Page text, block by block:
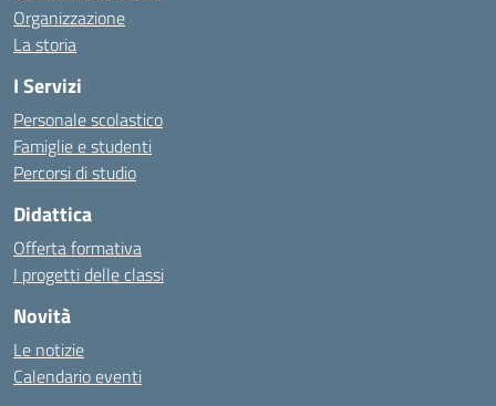
Organizzazione
La storia
I Servizi
Personale scolastico
Famiglie e studenti
Percorsi di studio
Didattica
Offerta formativa
I progetti delle classi
Novità
Le notizie
Calendario eventi